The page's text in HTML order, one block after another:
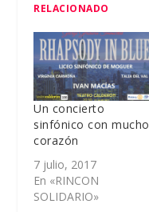
RELACIONADO
Un concierto
sinfónico con mucho
corazón
7 julio, 2017
En «RINCON
SOLIDARIO»